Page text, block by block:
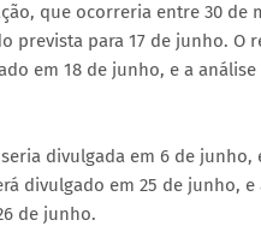
que ocorreria entre 30 de
prevista para 17 de junho.
em 18 de junho, e a
divulgada em 6 de
divulgado em 25 de junho,
de junho.